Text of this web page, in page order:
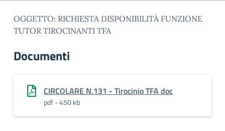
OGGETTO: RICHIESTA DISPONIBILITÀ FUNZIONE
TUTOR TIROCINANTI TFA
Documenti
CIRCOLARE N.131 - Tirocinio TFA doc
pdf - 450 kb